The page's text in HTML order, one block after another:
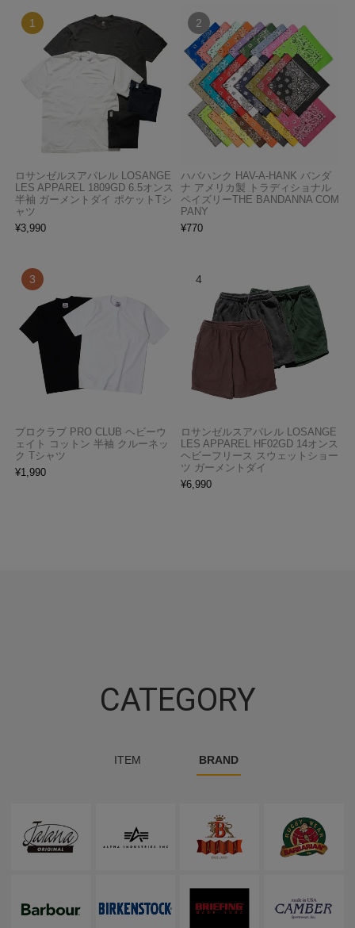
ロサンゼルスアパレル LOSANGE
LES APPAREL 1809GD 6.5オンス
半袖 ガーメントダイ ポケットTシ
ャツ
¥3,990
ハバハンク HAV-A-HANK バンダ
ナ アメリカ製 トラディショナル
ペイズリーTHE BANDANNA COM
PANY
¥770
プロクラブ PRO CLUB ヘビーウ
ェイト コットン 半袖 クルーネッ
ク Tシャツ
¥1,990
ロサンゼルスアパレル LOSANGE
LES APPAREL HF02GD 14オンス
ヘビーフリース スウェットショー
ツ ガーメントダイ
¥6,990
CATEGORY
ITEM BRAND